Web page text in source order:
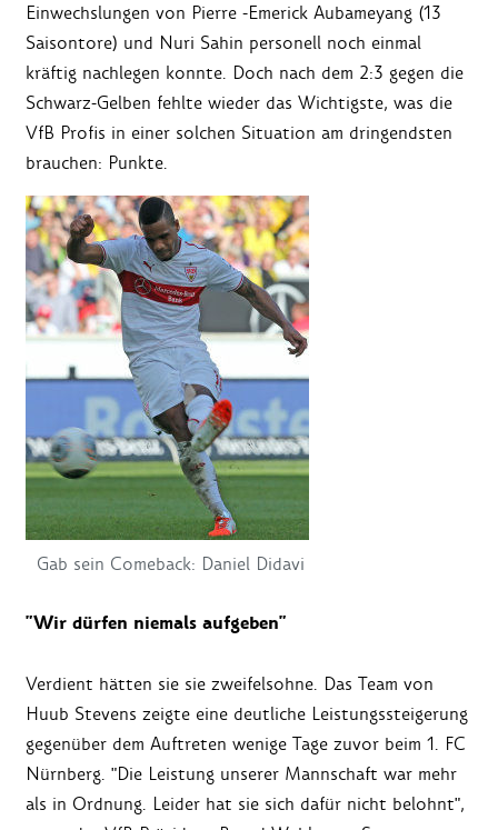
Einwechslungen von Pierre -Emerick Aubameyang (13
Saisontore) und Nuri Sahin personell noch einmal
kräftig nachlegen konnte. Doch nach dem 2:3 gegen die
Schwarz-Gelben fehlte wieder das Wichtigste, was die
VfB Profis in einer solchen Situation am dringendsten
brauchen: Punkte.
Gab sein Comeback: Daniel Didavi
"Wir dürfen niemals aufgeben"
Verdient hätten sie sie zweifelsohne. Das Team von
Huub Stevens zeigte eine deutliche Leistungssteigerung
gegenüber dem Auftreten wenige Tage zuvor beim 1. FC
Nürnberg. "Die Leistung unserer Mannschaft war mehr
als in Ordnung. Leider hat sie sich dafür nicht belohnt",